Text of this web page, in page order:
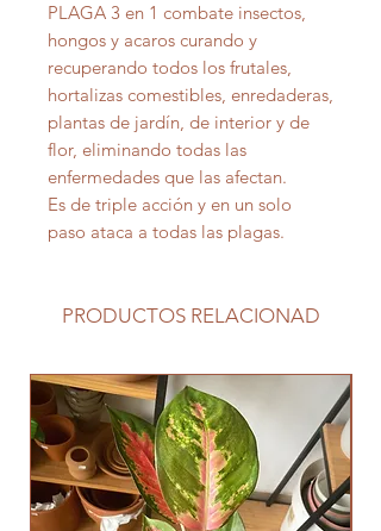
PLAGA 3 en 1 combate insectos,
hongos y acaros curando y
recuperando todos los frutales,
hortalizas comestibles, enredaderas,
plantas de jardín, de interior y de
flor, eliminando todas las
enfermedades que las afectan.
Es de triple acción y en un solo
paso ataca a todas las plagas.
PRODUCTOS RELACIONAD